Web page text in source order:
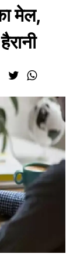
मेल,